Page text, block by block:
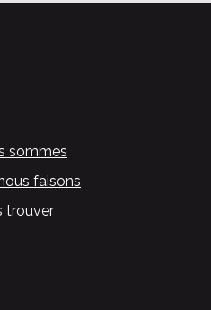
sommes
faisons
trouver